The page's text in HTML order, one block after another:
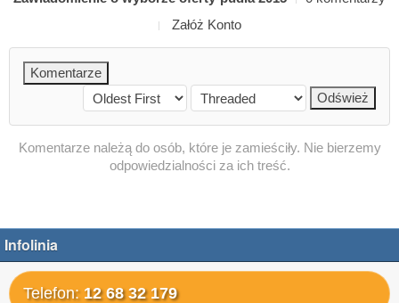
Załóż Konto
Komentarze należą do osób, które je zamieściły. Nie bierzemy
odpowiedzialności za ich treść.
Infolinia
Telefon: 12 68 32 179